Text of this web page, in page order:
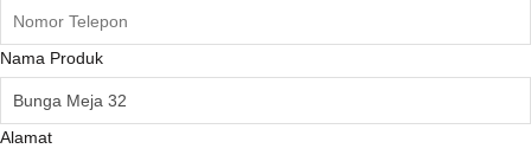
Nama Produk
Alamat